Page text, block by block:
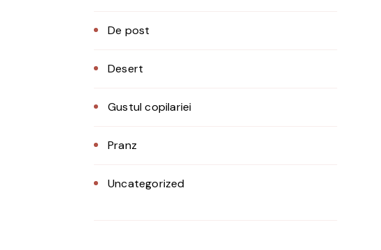
De post
Desert
Gustul copilariei
Pranz
Uncategorized